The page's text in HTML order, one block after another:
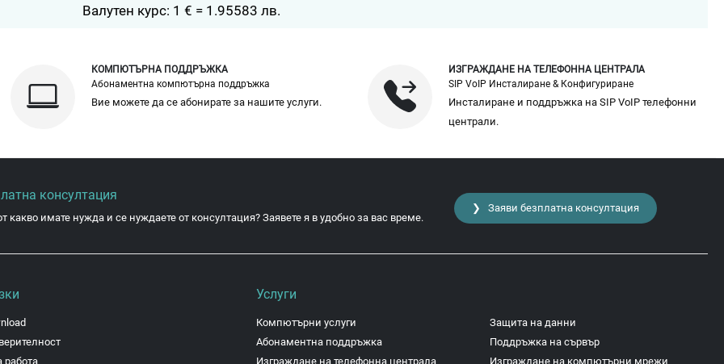
Валутен курс: 1 € = 1.95583 лв.
КОМПЮТЪРНА ПОДДРЪЖКА
Абонаментна компютърна поддръжка
Вие можете да се абонирате за нашите услуги.
ИЗГРАЖДАНЕ НА ТЕЛЕФОННА ЦЕНТРАЛА
SIP VoIP Инсталиране & Конфигуриране
Инсталиране и поддръжка на SIP VoIP телефонни
централи.
консултация
какво имате нужда и се нуждаете от консултация? Заявете я в удобно за вас време.
❯ Заяви безплатна консултация
работа
Услуги
Компютърни услуги
Абонаментна поддръжка
Изграждане на телефонна централа
Защита на данни
Поддръжка на сървър
Изграждане на компютърни мрежи